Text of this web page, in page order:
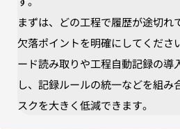
まずは、どの工程で履歴が途切れ
欠落ポイントを明確にしてくださ
ード読み取りや工程自動記録の導
し、記録ルールの統一などを組み
スクを大きく低減できます。